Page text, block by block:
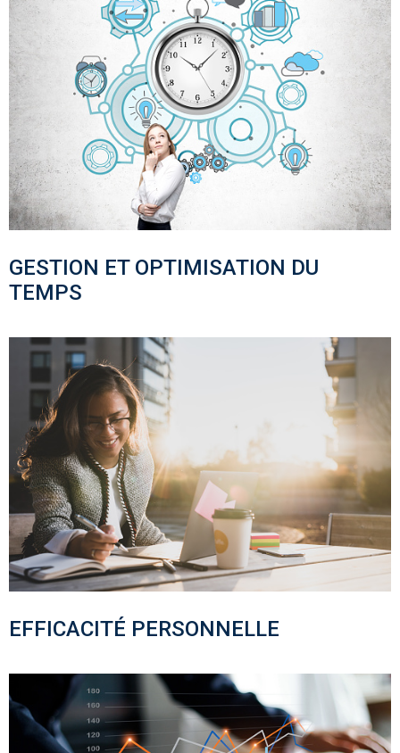
GESTION ET OPTIMISATION DU
TEMPS
EFFICACITÉ PERSONNELLE